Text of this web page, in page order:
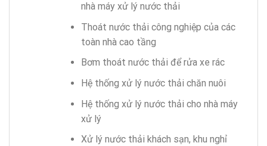
nhà máy xử lý nước thải
Thoát nước thải công nghiệp của các
toàn nhà cao tầng
Bơm thoát nước thải để rửa xe rác
Hệ thống xử lý nước thải chăn nuôi
Hệ thống xử lý nước thải cho nhà máy
xử lý
Xử lý nước thải khách sạn, khu nghỉ